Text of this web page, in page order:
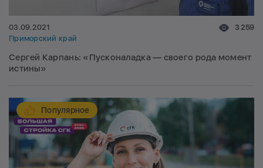
03.09.2021
Приморский край
3 259
Сергей Карпань: «Пусконаладка — своего рода момент
истины»
Популярное